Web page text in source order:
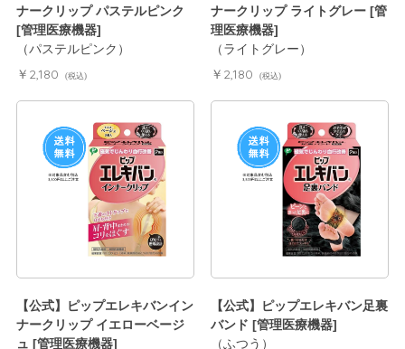
ナークリップ パステルピンク
[管理医療機器]
（パステルピンク）
￥2,180 (税込)
ナークリップ ライトグレー [管
理医療機器]
（ライトグレー）
￥2,180 (税込)
【公式】ピップエレキバンイン
ナークリップ イエローベージ
ュ [管理医療機器]
【公式】ピップエレキバン足裏
バンド [管理医療機器]
（ふつう）